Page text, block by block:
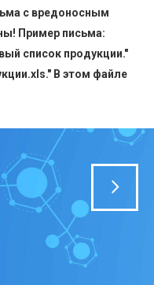
с вредоносным
Пример письма:
список продукции."
В этом файле